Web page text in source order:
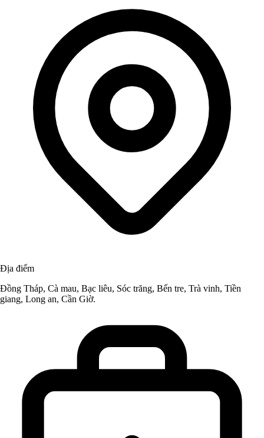
Địa điểm
Đồng Tháp, Cà mau, Bạc liêu, Sóc trăng, Bến tre, Trà vinh, Tiền
giang, Long an, Cần Giờ.